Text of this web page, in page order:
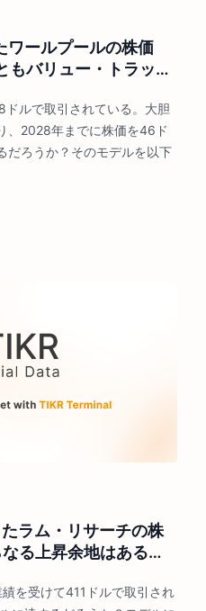
ールプールの株価
もバリュー・トラップ
ルで取引されている。大胆
、2028年までに株価を46ド
だろうか？そのモデルを以下
ラム・リサーチの株
る上昇余地はあるの
を受けて411ドルで取引され